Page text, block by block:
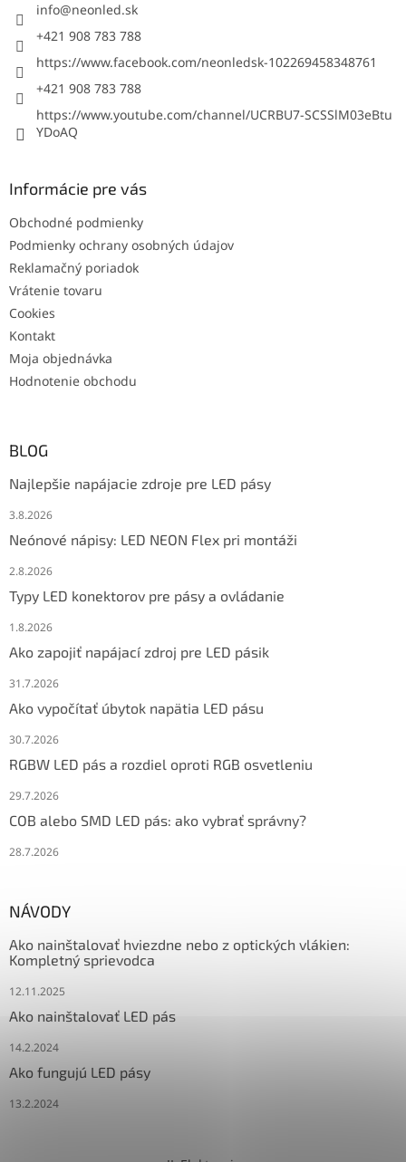
v
v
info@neonled.sk
+421 908 783 788
https://www.facebook.com/neonledsk-102269458348761
+421 908 783 788
https://www.youtube.com/channel/UCRBU7-SCSSlM03eBtu
YDoAQ
Informácie pre vás
Obchodné podmienky
Podmienky ochrany osobných údajov
Reklamačný poriadok
Vrátenie tovaru
Cookies
Kontakt
Moja objednávka
Hodnotenie obchodu
BLOG
Najlepšie napájacie zdroje pre LED pásy
3.8.2026
Neónové nápisy: LED NEON Flex pri montáži
2.8.2026
Typy LED konektorov pre pásy a ovládanie
1.8.2026
Ako zapojiť napájací zdroj pre LED pásik
31.7.2026
Ako vypočítať úbytok napätia LED pásu
30.7.2026
RGBW LED pás a rozdiel oproti RGB osvetleniu
29.7.2026
COB alebo SMD LED pás: ako vybrať správny?
28.7.2026
NÁVODY
Ako nainštalovať hviezdne nebo z optických vlákien:
Kompletný sprievodca
12.11.2025
Ako nainštalovať LED pás
14.2.2024
Ako fungujú LED pásy
13.2.2024